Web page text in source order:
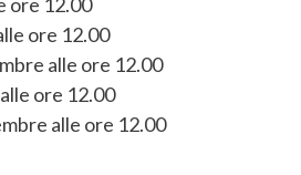
ore 12.00
alle ore 12.00
ore 12.00
alle ore 12.00